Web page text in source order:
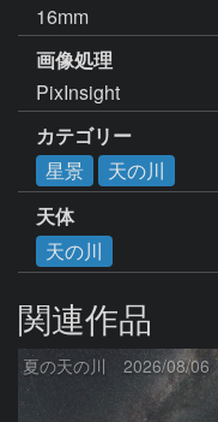
16mm
画像処理
PixInsight
カテゴリー
星景
天の川
天体
天の川
関連作品
夏の天の川 2026/08/06